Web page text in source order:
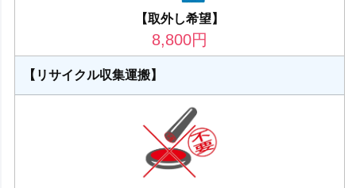
【取外し希望】
8,800円
【リサイクル収集運搬】